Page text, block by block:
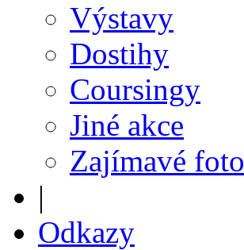
Výstavy
Dostihy
Coursingy
Jiné akce
Zajímavé foto
|
Odkazy